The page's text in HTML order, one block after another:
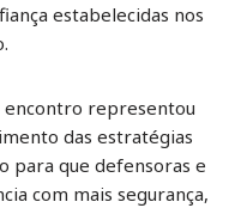
estabelecidas nos
encontro representou
das estratégias
para que defensoras e
com mais segurança,